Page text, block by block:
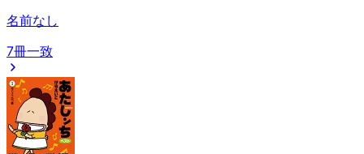
名前なし
7冊一致